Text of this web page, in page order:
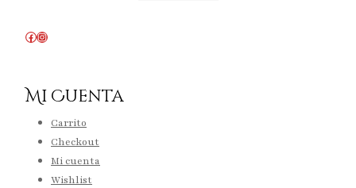
Facebook
Instagram
Mi Cuenta
Carrito
Checkout
Mi cuenta
Wishlist